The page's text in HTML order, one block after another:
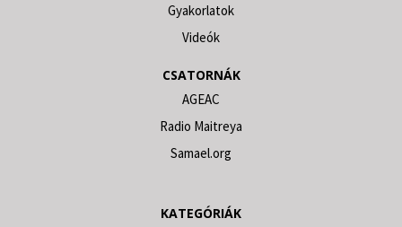
Gyakorlatok
Videók
CSATORNÁK
AGEAC
Radio Maitreya
Samael.org
KATEGÓRIÁK